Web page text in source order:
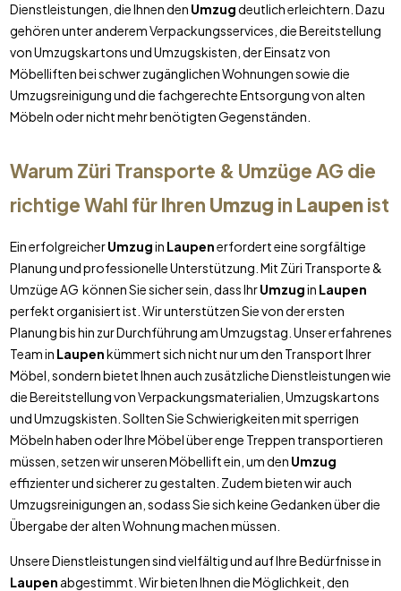
Dienstleistungen, die Ihnen den Umzugdeutlich erleichtern. Dazu
gehören unter anderem Verpackungsservices, die Bereitstellung
von Umzugskartons und Umzugskisten, der Einsatz von
Möbelliften bei schwer zugänglichen Wohnungen sowie die
Umzugsreinigung und die fachgerechte Entsorgung von alten
Möbeln oder nicht mehr benötigten Gegenständen.
Warum Züri Transporte & Umzüge AG die
richtige Wahl für Ihren Umzug in Laupenist
Ein erfolgreicherUmzugin Laupenerfordert eine sorgfältige
Planung und professionelle Unterstützung. Mit Züri Transporte &
Umzüge AG können Sie sicher sein, dass IhrUmzugin Laupen
perfekt organisiert ist. Wir unterstützen Sie von der ersten
Planung bis hin zur Durchführung am Umzugstag. Unser erfahrenes
Team in Laupenkümmert sich nicht nur um den Transport Ihrer
Möbel, sondern bietet Ihnen auch zusätzliche Dienstleistungen wie
die Bereitstellung von Verpackungsmaterialien, Umzugskartons
und Umzugskisten. Sollten Sie Schwierigkeiten mit sperrigen
Möbeln haben oder Ihre Möbel über enge Treppen transportieren
müssen, setzen wir unseren Möbellift ein, um den Umzug
effizienter und sicherer zu gestalten. Zudem bieten wir auch
Umzugsreinigungen an, sodass Sie sich keine Gedanken über die
Übergabe der alten Wohnung machen müssen.
Unsere Dienstleistungen sind vielfältig und auf Ihre Bedürfnisse in
Laupen abgestimmt. Wir bieten Ihnen die Möglichkeit, den